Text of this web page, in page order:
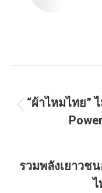
“ผ้าไหมไทย”
รวมพลังเยาวช
ไ